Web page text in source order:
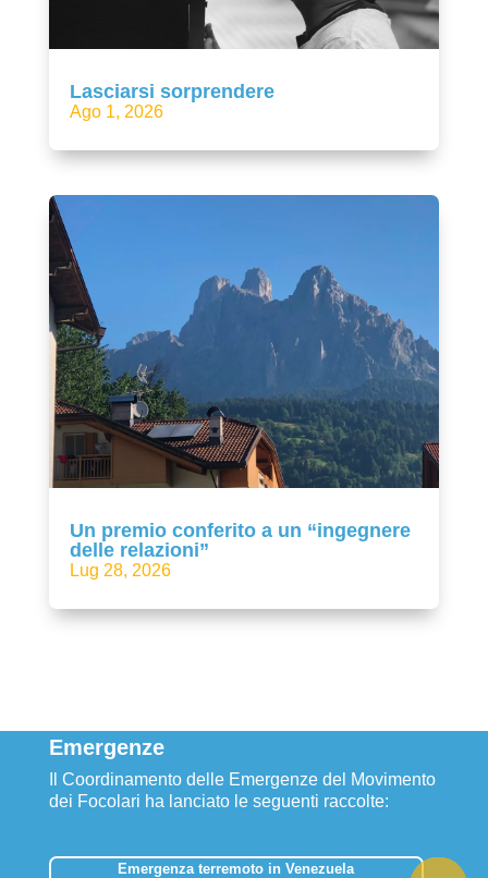
Lasciarsi sorprendere
Ago 1, 2026
Un premio conferito a un “ingegnere
delle relazioni”
Lug 28, 2026
Emergenze
Il Coordinamento delle Emergenze del Movimento
dei Focolari ha lanciato le seguenti raccolte:
Emergenza terremoto in Venezuela